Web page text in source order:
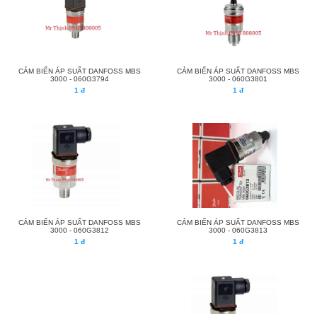
CẢM BIẾN ÁP SUẤT DANFOSS MBS
3000 - 060G3794
1 đ
CẢM BIẾN ÁP SUẤT DANFOSS MBS
3000 - 060G3801
1 đ
CẢM BIẾN ÁP SUẤT DANFOSS MBS
3000 - 060G3812
1 đ
CẢM BIẾN ÁP SUẤT DANFOSS MBS
3000 - 060G3813
1 đ